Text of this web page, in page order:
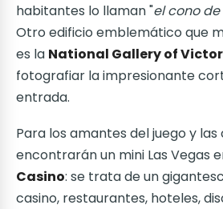
habitantes lo llaman "el cono
Otro edificio emblemático que
es la National Gallery of
fotografiar la impresionante
entrada.
Para los amantes del juego y
encontrarán un mini Las Vegas
Casino: se trata de un
casino, restaurantes, hoteles,